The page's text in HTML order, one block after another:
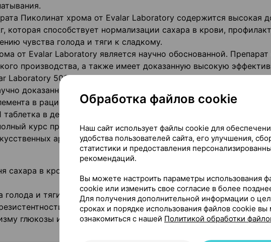
Пиколинат хрома от Evalar Laboratory содержится высокая
которая способствует нормализации сахара в крови,
чувства голода и тяги к сладкому.
от Evalar Laboratory является научно обоснованной. Препарат
производства, а также имеет доказанную высокую
Laboratory 500 мкг — это единственный зарегистрированный в
доказанной эффективной дозировкой, которая
в рационе.
в день.
курс препарата — 120 дней приема.
ароматизаторов, диоксида титана, подсластителей и
сахара в крови;
и тяги к сладкому;
глюкозы и липидов.
Обработка файлов cookie
Наш сайт использует файлы cookie для
удобства пользователей сайта, его улучшения,
статистики и предоставления
рекомендаций.
Вы можете настроить параметры использования
cookie или изменить свое согласие в более
Для получения дополнительной информации о
сроках и порядке использования файлов cookie
ознакомиться с нашей Политикой обработки